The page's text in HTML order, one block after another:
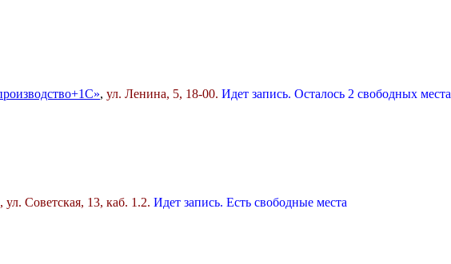
, ул. Ленина, 5, 18-00. Идет запись. Осталось 2 свободных места
ул. Советская, 13, каб. 1.2. Идет запись. Есть свободные места